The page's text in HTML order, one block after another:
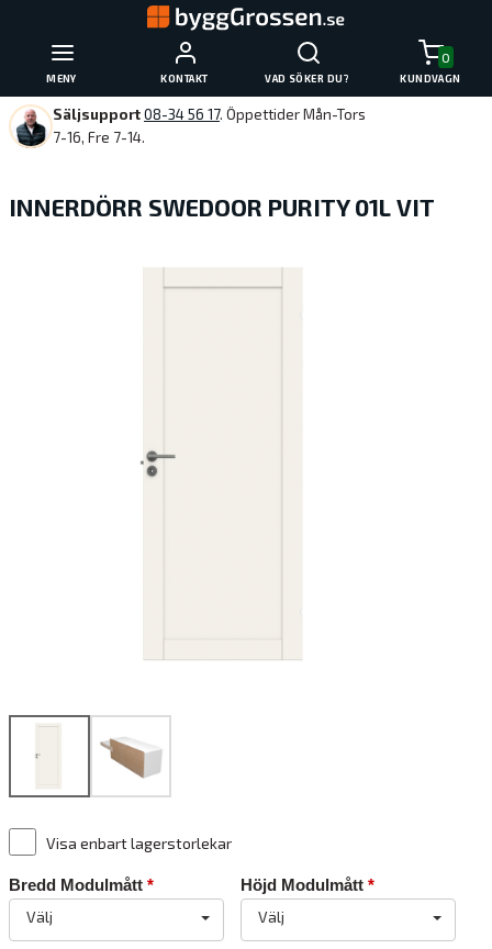
MENY KONTAKT VAD SÖKER DU?
0
KUNDVAGN
Säljsupport08-34 56 17. Öppettider Mån-Tors
7-16, Fre 7-14.
INNERDÖRR SWEDOOR PURITY 01L VIT
Visa enbart lagerstorlekar
Bredd Modulmått *
Välj
Höjd Modulmått *
Välj